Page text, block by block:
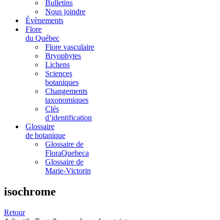
Bulletins
Nous joindre
Évènements
Flore
du Québec
Flore vasculaire
Bryophytes
Lichens
Sciences
botaniques
Changements
taxonomiques
Clés
d’identification
Glossaire
de botanique
Glossaire de
FloraQuebeca
Glossaire de
Marie-Victorin
isochrome
Retour